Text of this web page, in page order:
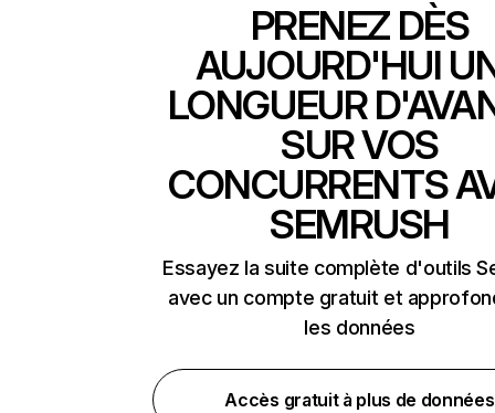
PRENEZ DÈS
AUJOURD'HUI
LONGUEUR
SUR VOS
CONCURRENTS
SEMRUSH
Essayez la suite complète d'outils
avec un compte gratuit et
les données
Accès gratuit à plus de données